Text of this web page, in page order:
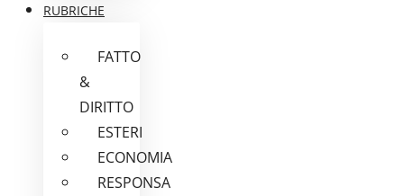
RUBRICHE
FATTO
&
DIRITTO
ESTERI
ECONOMIA
RESPONSA